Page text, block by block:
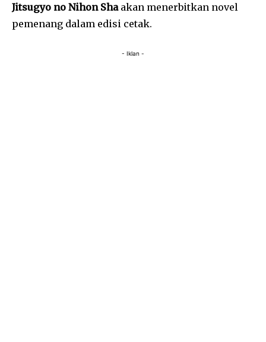
Jitsugyo no Nihon Shaakan menerbitkan novel
pemenang dalam edisi cetak.
- Iklan -